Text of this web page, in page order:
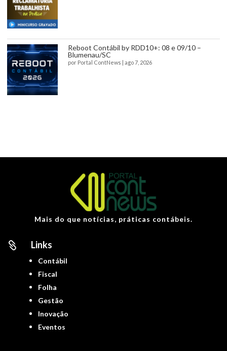
Reboot Contábil by RDD10+: 08 e 09/10 –
Blumenau/SC
por Portal ContNews ago 7, 2026
Mais do que notícias, práticas contábeis.
 Links
Contábil
Fiscal
Folha
Gestão
Inovação
Eventos